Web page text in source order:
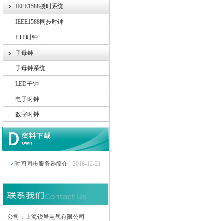
IEEE1588授时系统
IEEE1588同步时钟
PTP时钟
子母钟
子母钟系统
LED子钟
电子时钟
数字时钟
时间同步服务器简介 2018-12-21
公司：上海锐呈电气有限公司